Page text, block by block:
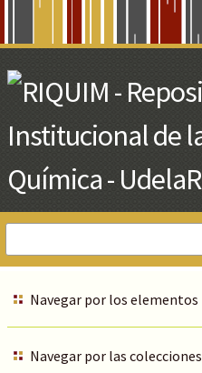
Main
Content
Navegar por los elementos
Navegar por las colecciones